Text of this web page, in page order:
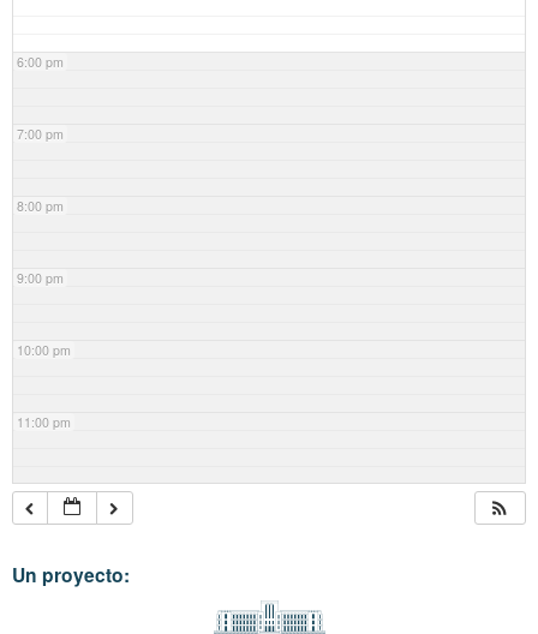
6:00 pm
7:00 pm
8:00 pm
9:00 pm
10:00 pm
11:00 pm
Un proyecto: